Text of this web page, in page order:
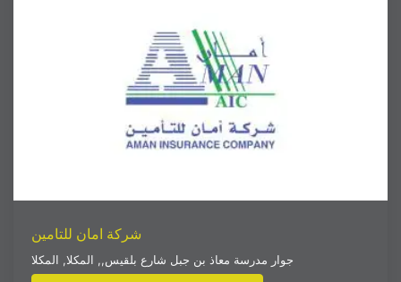
شركة امان للتامين
جوار مدرسة معاذ بن جبل شارع بلقيس,, المكلا, المكلا